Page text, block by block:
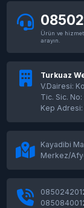
Ürün ve
arayın.
Turkuaz
V.Dairesi:
Tic. Sic.
Kep
Kayadibi
Merkez/